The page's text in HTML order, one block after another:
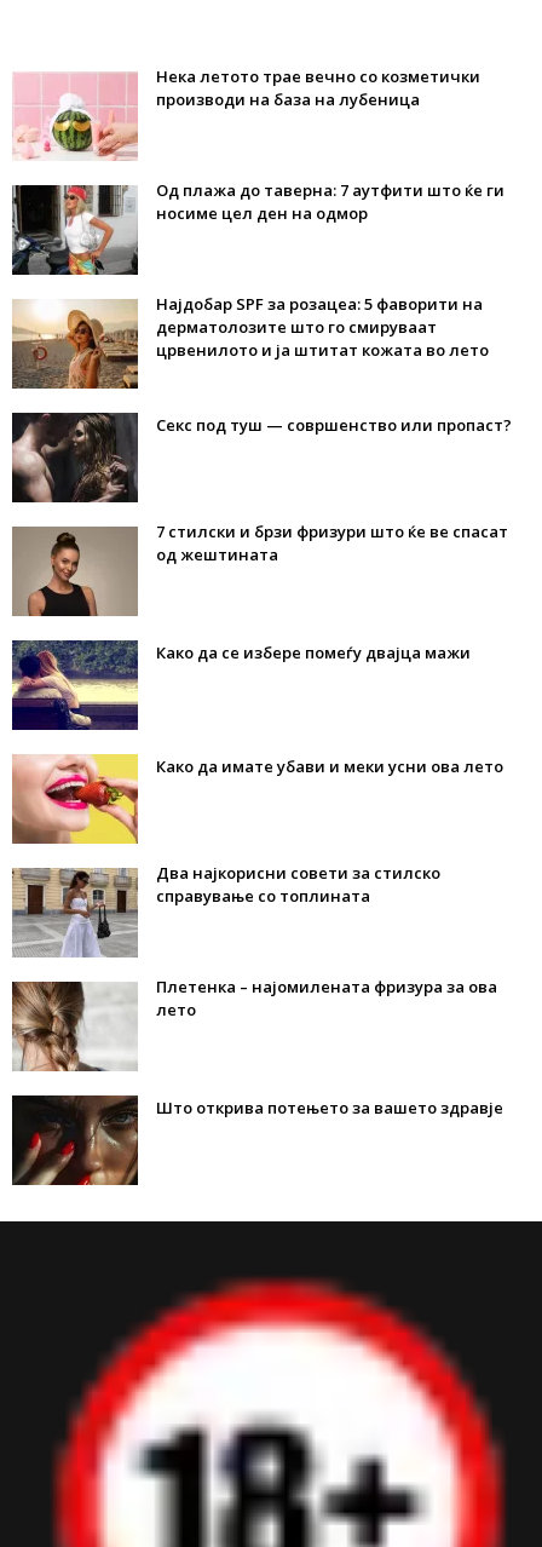
Нека летото трае вечно со козметички
производи на база на лубеница
Од плажа до таверна: 7 аутфити што ќе ги
носиме цел ден на одмор
Најдобар SPF за розацеа: 5 фаворити на
дерматолозите што го смируваат
црвенилото и ја штитат кожата во лето
Секс под туш — совршенство или пропаст?
7 стилски и брзи фризури што ќе ве спасат
од жештината
Како да се избере помеѓу двајца мажи
Како да имате убави и меки усни ова лето
Два најкорисни совети за стилско
справување со топлината
Плетенка – најомилената фризура за ова
лето
Што открива потењето за вашето здравје